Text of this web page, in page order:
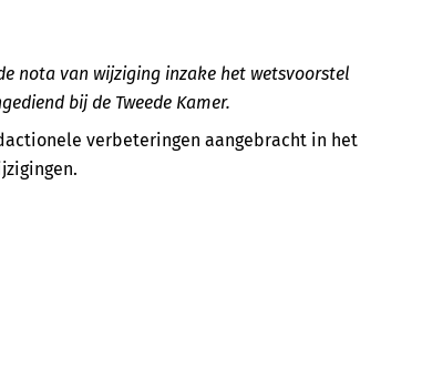
nota van wijziging inzake het ​wetsvoorstel
bij de Tweede Kamer.
verbeteringen aangebracht in het